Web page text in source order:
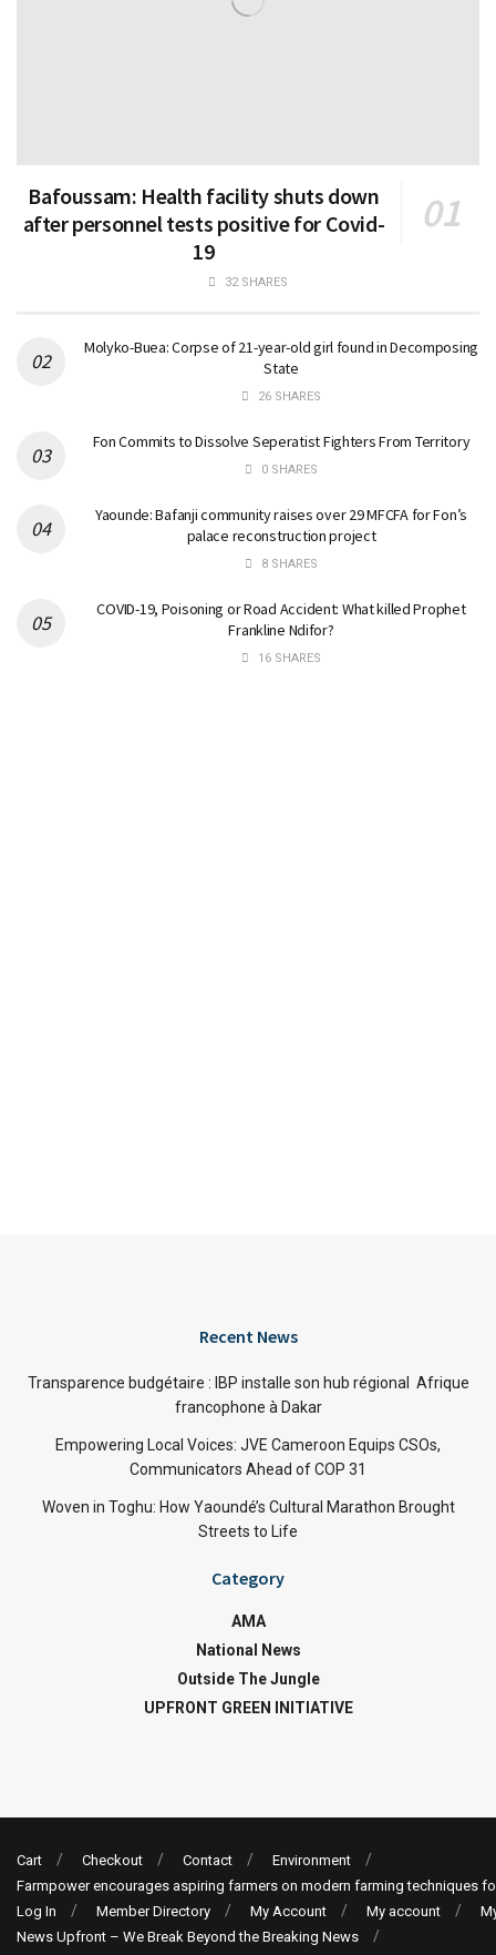
Bafoussam: Health facility shuts down
after personnel tests positive for Covid-
19
32 SHARES
Molyko-Buea: Corpse of 21-year-old girl found in Decomposing
State
26 SHARES
Fon Commits to Dissolve Seperatist Fighters From Territory
0 SHARES
Yaounde: Bafanji community raises over 29 MFCFA for Fon’s
palace reconstruction project
8 SHARES
COVID-19, Poisoning or Road Accident: What killed Prophet
Frankline Ndifor?
16 SHARES
Recent News
Transparence budgétaire : IBP installe son hub régional Afrique
francophone à Dakar
Empowering Local Voices: JVE Cameroon Equips CSOs,
Communicators Ahead of COP 31
Woven in Toghu: How Yaoundé’s Cultural Marathon Brought
Streets to Life
Category
AMA
National News
Outside The Jungle
UPFRONT GREEN INITIATIVE
Cart Checkout Contact
Environment
Farmpower encourages aspiring farmers on modern farming techniques
Log In
Member Directory My Account My account
News Upfront – We Break Beyond the Breaking News